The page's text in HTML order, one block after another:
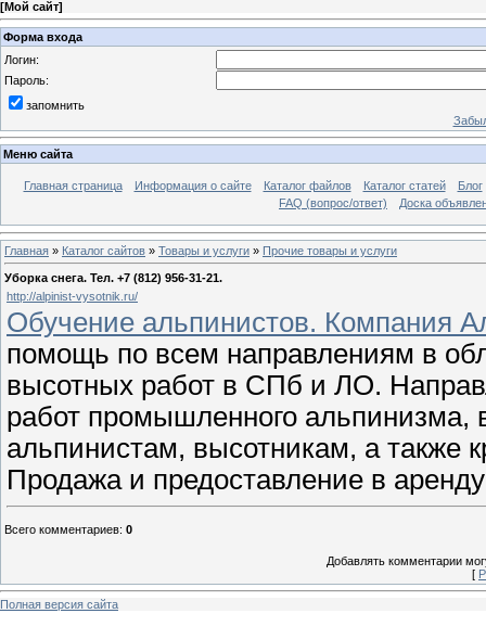
[Мой сайт]
Форма входа
Логин:
Пароль:
запомнить
Меню сайта
Главная страница Информация о сайте Каталог файлов Каталог статей
Блог
FAQ (вопрос/ответ)
Доска
Главная » Каталог сайтов » Товары и услуги » Прочие товары и услуги
Уборка снега. Тел. +7 (812) 956-31-21.
http://alpinist-vysotnik.ru/
Обучение альпинистов. Компания
помощь по всем направлениям в
высотных работ в СПб и ЛО.
работ промышленного альпинизма,
альпинистам, высотникам, а также
Продажа и предоставление в
Всего комментариев: 0
Добавлять комментарии
[
Полная версия сайта